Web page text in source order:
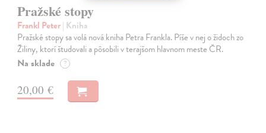
Pražské stopy
Frankl Peter| Kniha
Pražské stopy sa volá nová kniha Petra Frankla. Píše v nej o židoch zo
Žiliny, ktorí študovali a pôsobili v terajšom hlavnom meste ČR.
Na sklade ?
20,00 €